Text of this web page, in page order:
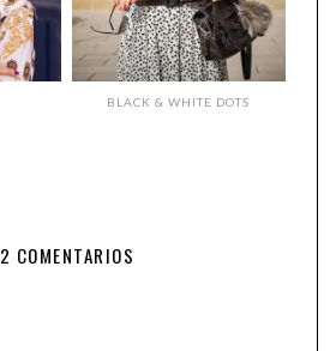
BLACK & WHITE DOTS
2 COMENTARIOS